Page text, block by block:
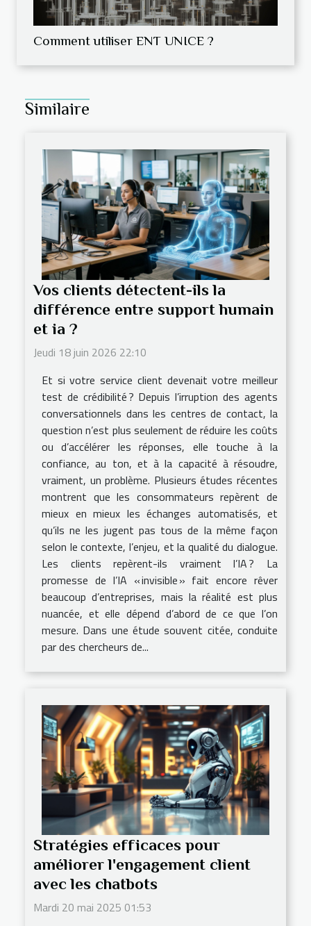
Comment utiliser ENT UNICE ?
Similaire
Vos clients détectent-ils la
différence entre support humain
et ia ?
Jeudi 18 juin 2026 22:10
Et si votre service client devenait votre meilleur
test de crédibilité ? Depuis l’irruption des agents
conversationnels dans les centres de contact, la
question n’est plus seulement de réduire les coûts
ou d’accélérer les réponses, elle touche à la
confiance, au ton, et à la capacité à résoudre,
vraiment, un problème. Plusieurs études récentes
montrent que les consommateurs repèrent de
mieux en mieux les échanges automatisés, et
qu’ils ne les jugent pas tous de la même façon
selon le contexte, l’enjeu, et la qualité du dialogue.
Les clients repèrent-ils vraiment l’IA ? La
promesse de l’IA « invisible » fait encore rêver
beaucoup d’entreprises, mais la réalité est plus
nuancée, et elle dépend d’abord de ce que l’on
mesure. Dans une étude souvent citée, conduite
par des chercheurs de...
Stratégies efficaces pour
améliorer l'engagement client
avec les chatbots
Mardi 20 mai 2025 01:53